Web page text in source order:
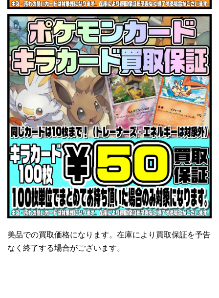
美品での買取価格になります。在庫により買取保証を予告
なく終了する場合がございます。